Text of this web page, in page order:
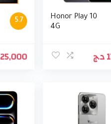
5.7
25,000
Honor Play 10
4G
د.ج